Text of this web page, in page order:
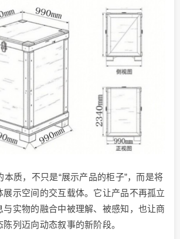
本质，不只是“展示产品的柜子”，而是将
展示空间的交互载体。它让产品不再孤立
与实物的融合中被理解、被感知，也让商
列迈向动态叙事的新阶段。